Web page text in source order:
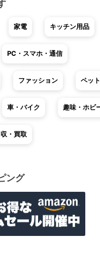
家電 キッチン用品
PC・スマホ・通信
ファッション ペッ
車・バイク 趣味・ホビ
・買取
ング